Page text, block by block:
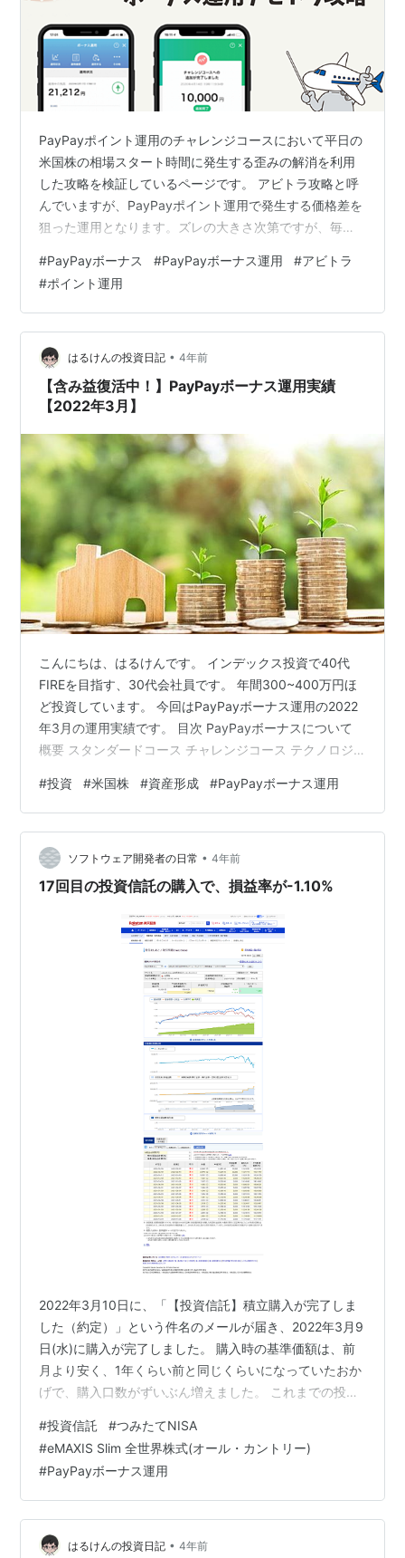
PayPayポイント運用のチャレンジコースにおいて平日の
米国株の相場スタート時間に発生する歪みの解消を利用
した攻略を検証しているページです。 アビトラ攻略と呼
んでいますが、PayPayポイント運用で発生する価格差を
狙った運用となります。ズレの大きさ次第ですが、毎月
なので年利換算だと数十％になり、個人的にはとても魅
力的な攻略手段だと思っています。 2022年3月24日以降
は追加時に1％の手数料が発生するようになったのでやる
価値はほとんどなくなりました。当面継続していました
が、魅力的なタイミングがほぼ無いため、更新を終了し
ています。 POINT ア…
#PayPayボーナス #PayPayボーナス運用 #アビトラ
#ポイント運用
はるけんの投資日記 • 4年前
【含み益復活中！】PayPayボーナス運用実績
【2022年3月】
こんにちは、はるけんです。 インデックス投資で40代
FIREを目指す、30代会社員です。 年間300~400万円ほ
ど投資しています。 今回はPayPayボーナス運用の2022
年3月の運用実績です。 目次 PayPayボーナスについて
概要 スタンダードコース チャレンジコース テクノロジ
月】 今後の方針 スポンサーリンク PayPayボーナスにつ
いて 概要 PayPayボーナス運用とは、PayPay証券株式会
社が提供しているサービスです。 PayPay支払い利用時
に得られるPayPayボーナスで投資できるもので、1円～
運用することができ…
#投資 #米国株 #資産形成 #PayPayボーナス運用
ソフトウェア開発者の日常 • 4年前
17回目の投資信託の購入で、損益率が-1.10%
2022年3月10日に、「【投資信託】積立購入が完了しま
した（約定）」という件名のメールが届き、2022年3月9
日(水)に購入が完了しました。 購入時の基準価額は、前
月より安く、1年くらい前と同じくらいになっていたおか
げで、購入口数がずいぶん増えました。 これまでの投資
で、損益率-1.10%となっています。 この1か月ぐらいは、
世界の情勢もあって、基準価額が下がり気味だという認
識があり、マイナスになるのは想像していたので、想像
通りでした。 今は、購入口数が増やせる時期と考えてい
ます。 PayPayボーナス運用の結果 損益率が-22…
#投資信託 #つみたてNISA
#eMAXIS Slim 全世界株式(オール・カントリー)
#PayPayボーナス運用
はるけんの投資日記 • 4年前